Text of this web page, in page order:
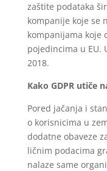
zaštite podataka
kompanije koje se
kompanijama koje
pojedincima u EU.
2018.
Kako GDPR utiče
Pored jačanja i
o korisnicima u
dodatne obaveze
ličnim podacima
nalaze same